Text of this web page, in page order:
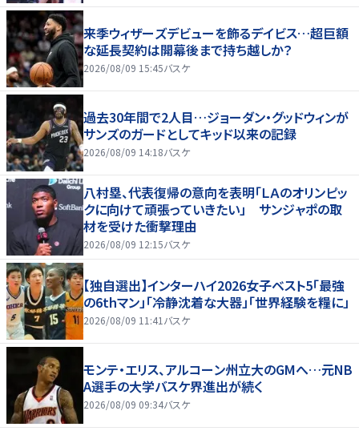
来季ウィザーズデビューを飾るデイビス…超巨額
な延長契約は開幕後まで持ち越しか？
2026/08/09 15:45バスケ
過去30年間で2人目…ジョーダン・グッドウィンが
サンズのガードとしてキッド以来の記録
2026/08/09 14:18バスケ
八村塁、代表復帰の意向を表明「ＬＡのオリンピッ
クに向けて頑張っていきたい」 サンジャポの取
材を受けた衝撃理由
2026/08/09 12:15バスケ
【独自選出】インターハイ2026女子ベスト5「最強
の6thマン」「冷静沈着な大器」「世界経験を糧に」
2026/08/09 11:41 バスケ
モンテ・エリス、アルコーン州立大のGMへ…元NB
A選手の大学バスケ界進出が続く
2026/08/09 09:34バスケ